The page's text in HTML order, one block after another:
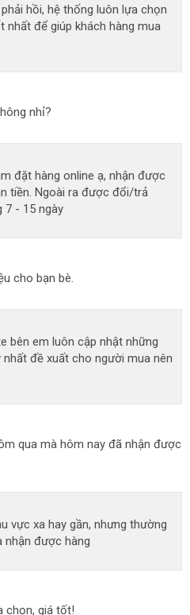
hồi, hệ thống luôn lựa chọn
nhất để giúp khách hàng mua
nhỉ?
đặt hàng online ạ, nhận được
tiền. Ngoài ra được đổi/trả
7 - 15 ngày
cho bạn bè.
bên em luôn cập nhật những
nhất đề xuất cho người mua nên
qua mà hôm nay đã nhận được
vực xa hay gần, nhưng thường
nhận được hàng
chọn, giá tốt!